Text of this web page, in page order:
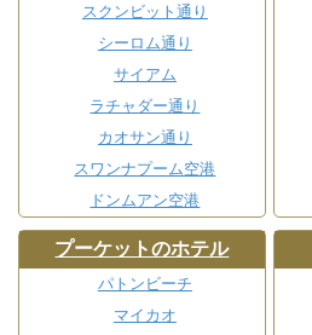
スクンビット通り
シーロム通り
サイアム
ラチャダー通り
カオサン通り
スワンナプーム空港
ドンムアン空港
プーケットのホテル
パトンビーチ
マイカオ